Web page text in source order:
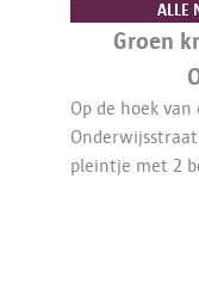
ALLE
Groen
Op de hoek
pleintje met 2